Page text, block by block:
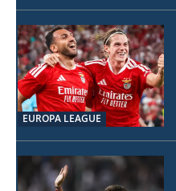
EUROPA LEAGUE